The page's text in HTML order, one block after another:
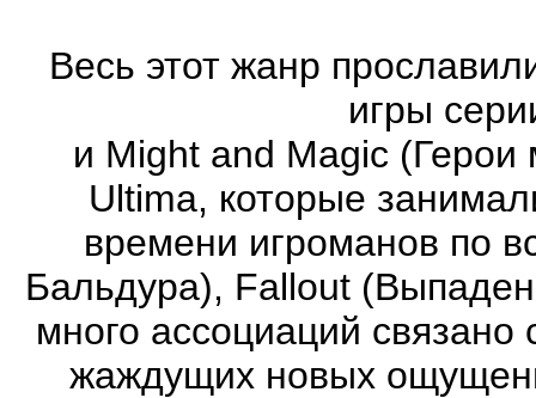
Весь этот жанр
игры
и Might and Magic
Ultima, которые
времени игроманов по
Бальдура), Fallout
много ассоциаций
жаждущих новых